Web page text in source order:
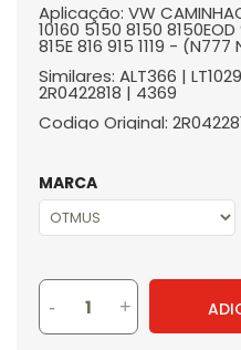
Aplicação: VW
10160 5150 8150 8150EOD
815E 816 915 1119 - (N777
Similares: ALT366 |
2R0422818 | 4369
Codigo Original:
MARCA
- +